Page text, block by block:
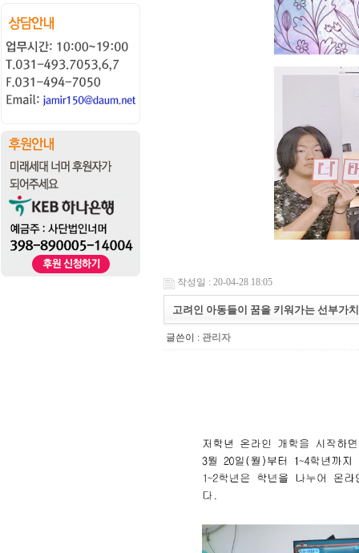
작성일 : 20-04-28 18:05
고려인 아동들이 꿈을 키워가는 선부가
글쓴이 : 관리자